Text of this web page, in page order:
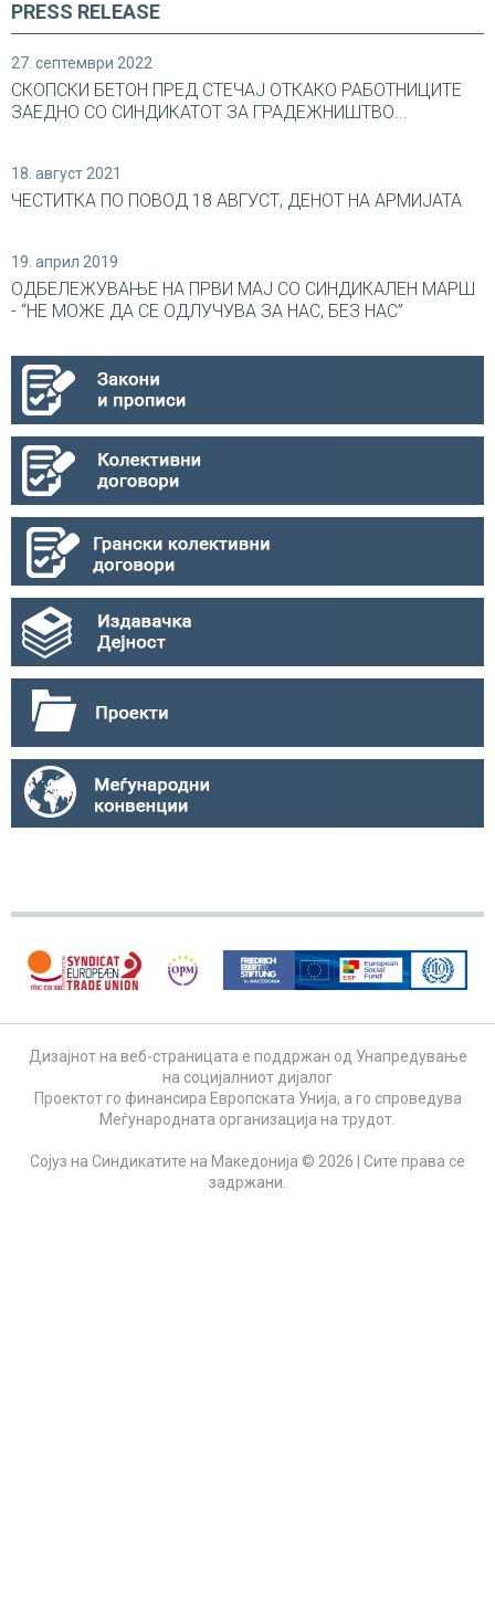
PRESS RELEASE
27. септември 2022
СКОПСКИ БЕТОН ПРЕД СТЕЧАЈ ОТКАКО РАБОТНИЦИТЕ
ЗАЕДНО СО СИНДИКАТОТ ЗА ГРАДЕЖНИШТВО...
18. август 2021
ЧЕСТИТКА ПО ПОВОД 18 АВГУСТ, ДЕНОТ НА АРМИЈАТА
19. април 2019
ОДБЕЛЕЖУВАЊЕ НА ПРВИ МАЈ СО СИНДИКАЛEН МАРШ
- “НЕ МОЖЕ ДА СЕ ОДЛУЧУВА ЗА НАС, БЕЗ НАС”
Дизајнот на веб-страницата е поддржан од Унапредување
на социјалниот дијалог
Проектот го финансира Европската Унија, а го спроведува
Меѓународната организација на трудот.
Сојуз на Синдикатите на Македонија © 2026 | Сите права се
задржани.